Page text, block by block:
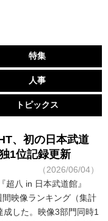
特集
人事
トピックス
、初の日本武道
1位記録更新
（2026/06/04）
八 in 日本武道館』
間映像ランキング（集計
した。映像3部門同時1